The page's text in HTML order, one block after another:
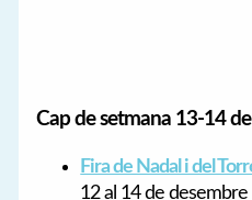
Cap de setmana 13-14
Fira de Nadal i del
12 al 14 de desembre